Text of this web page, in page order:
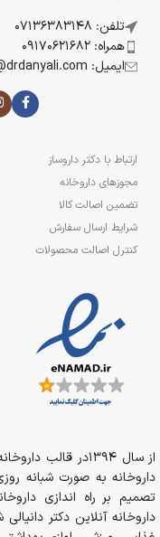
تلفن: 07136383148
همراه: 09170621682
ایمیل: info@drdanyali.com
ارتباط با دکتر داروساز
مجوزهای داروخانه
تضمین اصالت کالا
شرایط ارسال سفارش
کنترل اصالت محصولات
تصمیم بر راه اندازی
داروخانه آنلاین دکتر